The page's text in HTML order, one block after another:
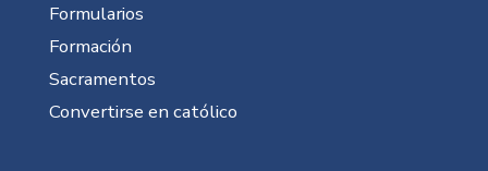
Formularios
Formación
Sacramentos
Convertirse en católico